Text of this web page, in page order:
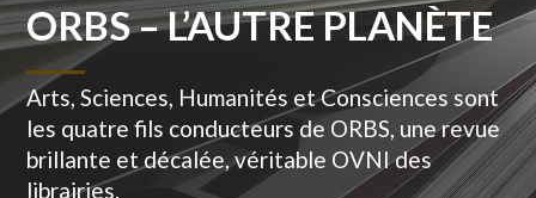
ORBS – L’AUTRE PLANÈTE
Arts, Sciences, Humanités et Consciences sont
les quatre fils conducteurs de ORBS, une revue
brillante et décalée, véritable OVNI des
librairies.